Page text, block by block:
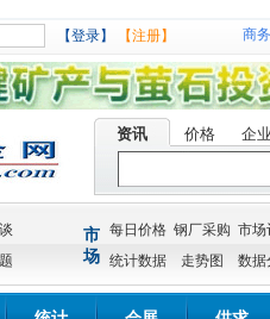
【登录】 【注册】 商
资讯 价格 企
市
场
每日价格 钢厂采购 市场
统计数据
走势图 数据